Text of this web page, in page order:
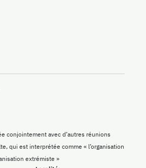
conjointement avec d’autres réunions
qui est interprétée comme « l’organisation
extrémiste »